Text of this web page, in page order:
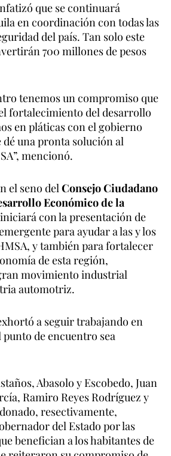
que se continuará
en coordinación con todas las
del país. Tan solo este
700 millones de pesos
tenemos un compromiso que
fortalecimiento del desarrollo
en pláticas con el gobierno
dé una pronta solución al
mencionó.
el seno delConsejo Ciudadano
Económico de la
con la presentación de
para ayudar a las y los
y también para fortalecer
de esta región,
movimiento industrial
automotriz.
a seguir trabajando en
de encuentro sea
Abasolo y Escobedo, Juan
Ramiro Reyes Rodríguez y
resectivamente,
del Estado por las
benefician a los habitantes de